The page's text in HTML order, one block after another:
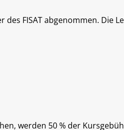
FISAT abgenommen. Die
werden 50 % der